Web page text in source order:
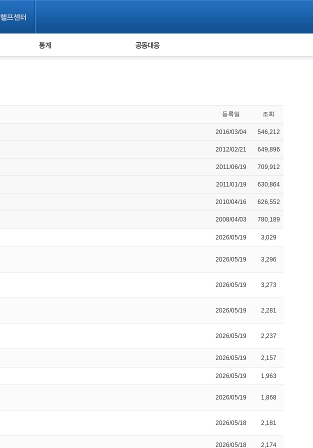
누적 피해사례 통계 피해자 공동대응
등록일 조회
2016/03/04 546,212
2012/02/21 649,896
2011/06/19 709,912
2011/01/19 630,864
2010/04/16 626,552
2008/04/03 780,189
2026/05/19 3,029
2026/05/19 3,296
2026/05/19 3,273
2026/05/19 2,281
2026/05/19 2,237
2026/05/19 2,157
2026/05/19 1,963
2026/05/19 1,868
2026/05/18 2,181
2026/05/18 2,174